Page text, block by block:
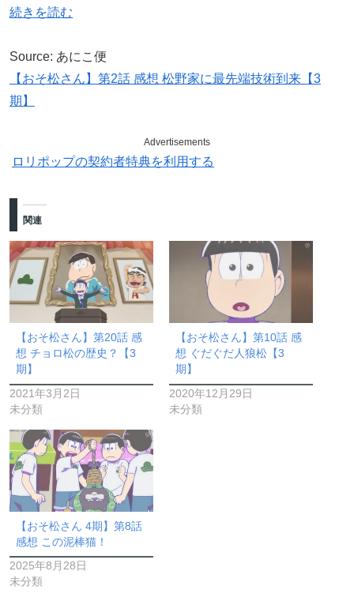
続きを読む
Source: あにこ便
【おそ松さん】第2話 感想 松野家に最先端技術到来【3
期】
Advertisements
ロリポップの契約者特典を利用する
関連
【おそ松さん】第20話 感
想 チョロ松の歴史？【3
期】
2021年3月2日
未分類
【おそ松さん】第10話 感
想 ぐだぐだ人狼松【3
期】
2020年12月29日
未分類
【おそ松さん 4期】第8話
感想 この泥棒猫！
2025年8月28日
未分類